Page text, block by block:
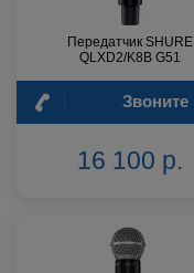
Передатчик SHURE
QLXD2/K8B G51
Звоните
16 100 р.